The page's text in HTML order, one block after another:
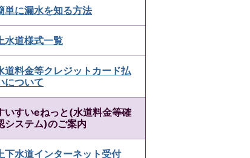
単に漏水を知る方法
水道様式一覧
道料金等クレジットカード払
について
いすいeねっと(水道料金等確
システム)のご案内
下水道インターネット受付